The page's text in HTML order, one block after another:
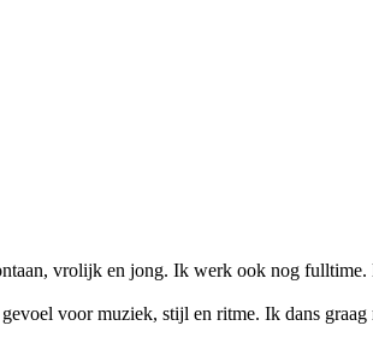
vrolijk en jong. Ik werk ook nog
voor muziek, stijl en ritme. Ik dans